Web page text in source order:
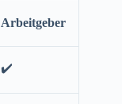
Arbeitgeber
✔️